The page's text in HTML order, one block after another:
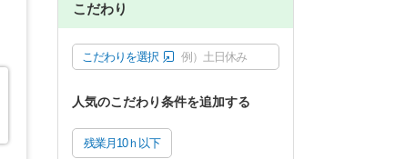
こだわり
こだわりを選択 例）土日休み
人気のこだわり条件を追加する
残業月10ｈ以下